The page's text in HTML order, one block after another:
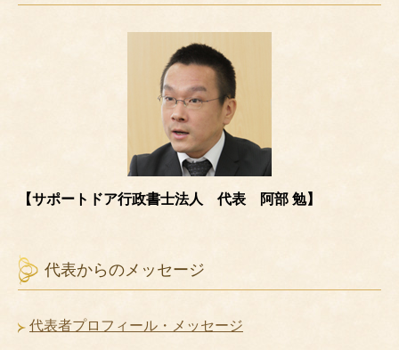
【サポートドア行政書士法人 代表 阿部 勉】
代表からのメッセージ
代表者プロフィール・メッセージ